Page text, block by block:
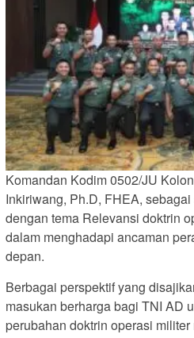
Komandan Kodim 0502/JU
Inkiriwang, Ph.D, FHEA,
dengan tema Relevansi doktrin
dalam menghadapi ancaman
depan.
Berbagai perspektif yang
masukan berharga bagi TNI AD
perubahan doktrin operasi